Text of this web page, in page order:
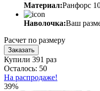
Материал:Ранфорс
Наволочка:Ваш
Расчет по размеру
Заказать
Купили 391 раз
Осталось: 50
На распродаже!
39%